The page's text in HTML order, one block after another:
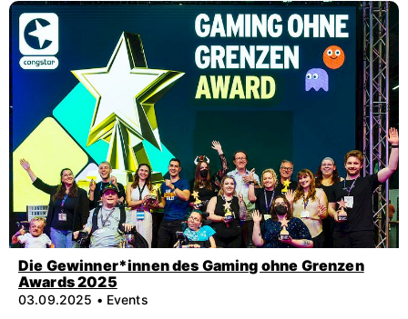
Die Gewinner*innen des Gaming ohne Grenzen
Awards 2025
03.09.2025 • Events